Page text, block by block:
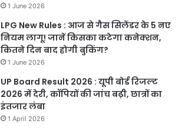
1 June 2026
LPG New Rules : आज से गैस सिलेंडर के 5 नए
नियम लागू! जानें किसका कटेगा कनेक्शन,
कितने दिन बाद होगी बुकिंग?
1 June 2026
UP Board Result 2026 : यूपी बोर्ड रिजल्ट
2026 में देरी, कॉपियों की जांच बढ़ी, छात्रों का
इंतजार लंबा
1 April 2026